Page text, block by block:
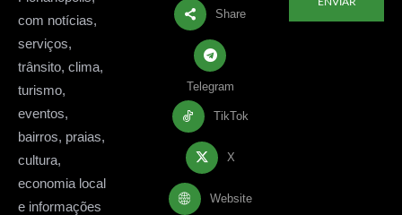
com notícias,
serviços,
trânsito, clima,
turismo,
eventos,
bairros, praias,
cultura,
economia local
e informações
Share
Telegram
TikTok
X
Website